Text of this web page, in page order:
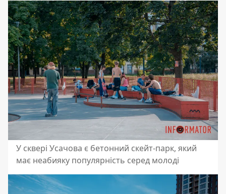
У сквері Усачова є бетонний скейт-парк, який
має неабияку популярність серед молоді